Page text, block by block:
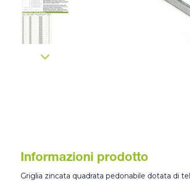
Informazioni prodotto
Griglia zincata quadrata pedonabile dotata di